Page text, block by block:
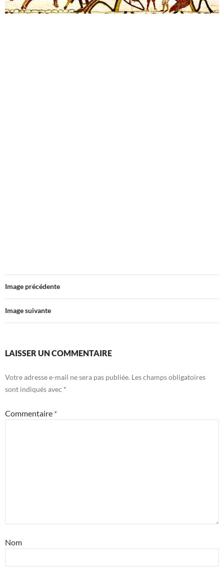
Image précédente
Image suivante
LAISSER UN COMMENTAIRE
Votre adresse e-mail ne sera pas publiée. Les champs obligatoires
sont indiqués avec *
Commentaire *
Nom